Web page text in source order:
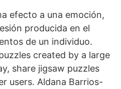
efecto a una emoción,
producida en el
de un individuo.
created by a large
share jigsaw puzzles
users. Aldana Barrios-